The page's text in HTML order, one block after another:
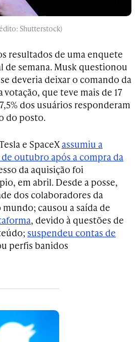
Shutterstock)
resultados de uma enquete
de semana. Musk questionou
deveria deixar o comando da
votação, que teve mais de 17
dos usuários responderam
do posto.
e SpaceX assumiu a
outubro após a compra da
da aquisição foi
em abril. Desde a posse,
dos colaboradores da
causou a saída de
, devido à questões de
suspendeu contas de
perfis banidos